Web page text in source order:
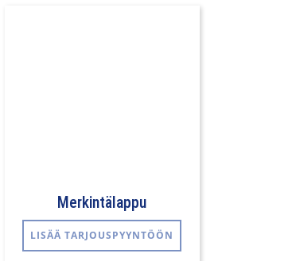
Merkintälappu
LISÄÄ TARJOUSPYYNTÖÖN
Tällä